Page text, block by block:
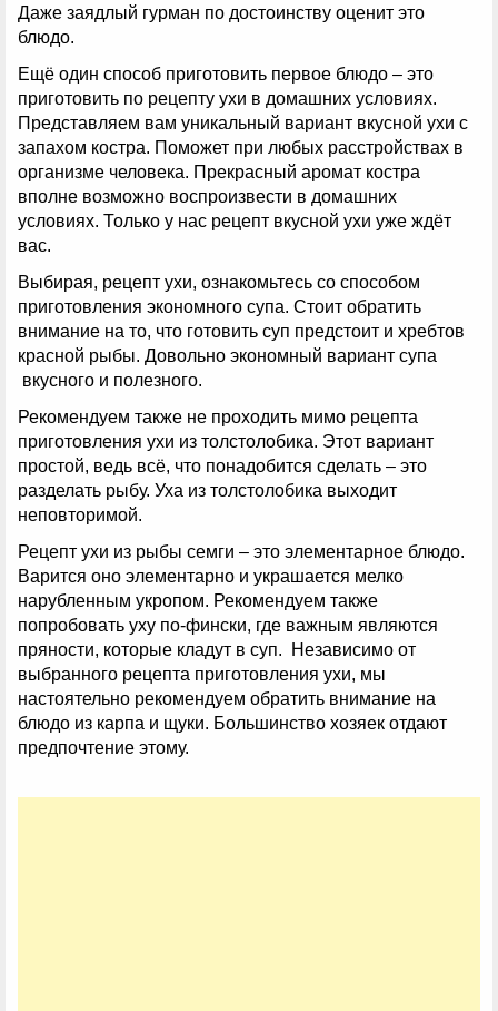
Даже заядлый гурман по достоинству оценит это
блюдо.
Ещё один способ приготовить первое блюдо – это
приготовить по рецепту ухи в домашних условиях.
Представляем вам уникальный вариант вкусной ухи с
запахом костра. Поможет при любых расстройствах в
организме человека. Прекрасный аромат костра
вполне возможно воспроизвести в домашних
условиях. Только у нас рецепт вкусной ухи уже ждёт
вас.
Выбирая, рецепт ухи, ознакомьтесь со способом
приготовления экономного супа. Стоит обратить
внимание на то, что готовить суп предстоит и хребтов
красной рыбы. Довольно экономный вариант супа
вкусного и полезного.
Рекомендуем также не проходить мимо рецепта
приготовления ухи из толстолобика. Этот вариант
простой, ведь всё, что понадобится сделать – это
разделать рыбу. Уха из толстолобика выходит
неповторимой.
Рецепт ухи из рыбы семги – это элементарное блюдо.
Варится оно элементарно и украшается мелко
нарубленным укропом. Рекомендуем также
попробовать уху по-фински, где важным являются
пряности, которые кладут в суп. Независимо от
выбранного рецепта приготовления ухи, мы
настоятельно рекомендуем обратить внимание на
блюдо из карпа и щуки. Большинство хозяек отдают
предпочтение этому.